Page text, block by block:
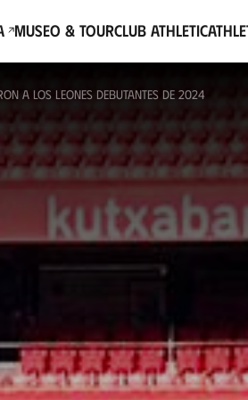
Museo & TourClub Athletic
A LOS LEONES DEBUTANTES DE 2024